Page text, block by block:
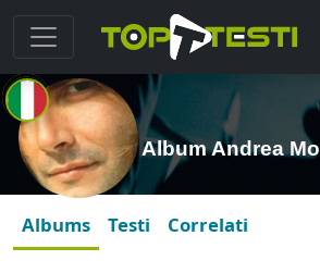
Album Andrea
Albums Testi Correlati